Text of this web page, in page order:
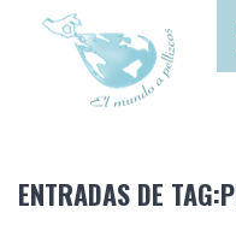
ENTRADAS DE